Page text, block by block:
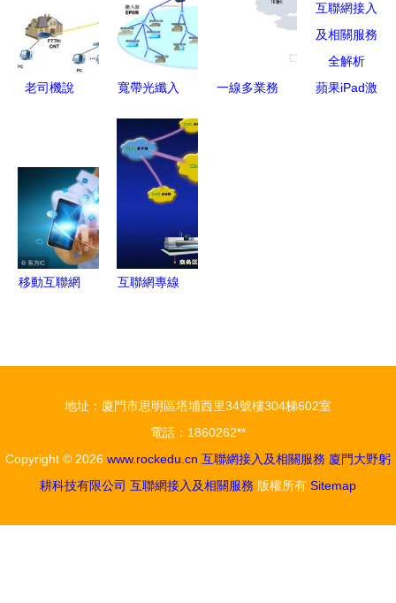
信與互聯網
浪潮
次結束和共
從那里起連
老司機說
——解密互
聯網接入及
相關服務
寬帶光纖入
方案——電
腦商情在線
互聯網接入
一線多業務
蘋果iPad激
移動互聯網
互聯網專線
地址：廈門市思明區塔埔西里34號樓304梯602室
電話：1860262**
Copyright © 2026 www.rockedu.cn 互聯網接入及相關服務 廈門大野躬
耕科技有限公司 互聯網接入及相關服務 版權所有 Sitemap